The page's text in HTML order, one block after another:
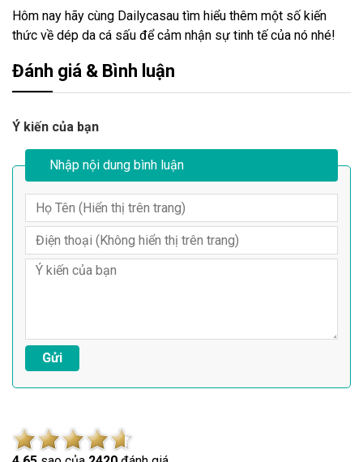
Hôm nay hãy cùng Dailycasau tìm hiểu thêm một số kiến
thức về dép da cá sấu để cảm nhận sự tinh tế của nó nhé!
Đánh giá & Bình luận
Ý kiến của bạn
Nhập nội dung bình luận